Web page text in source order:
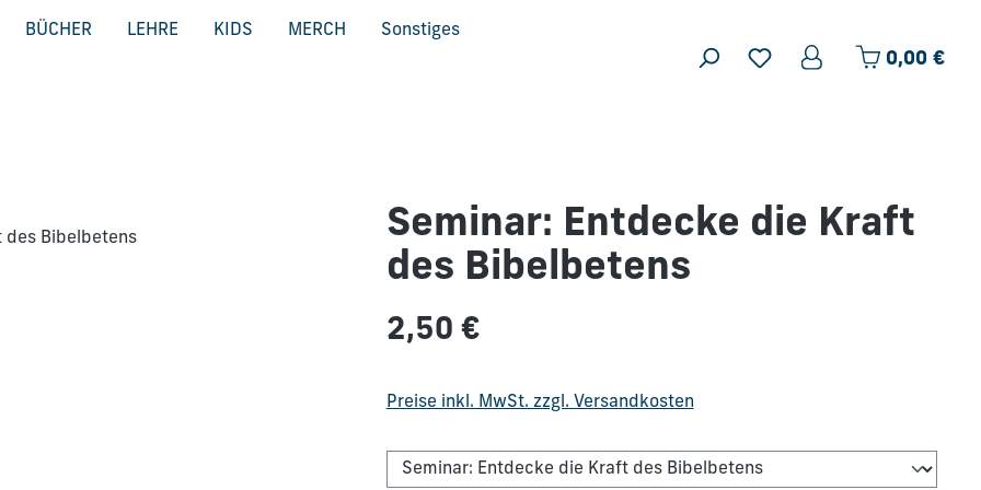
BÜCHER LEHRE KIDS MERCH Sonstiges
0,00 €
Seminar: Entdecke die Kraft
des Bibelbetens
Regulärer Preis:
2,50 €
Preise inkl. MwSt. zzgl. Versandkosten